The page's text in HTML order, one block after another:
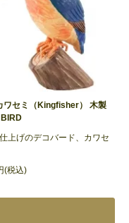
ワセミ（Kingfisher） 木製
上げのデコバード、カワセ
(税込)